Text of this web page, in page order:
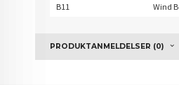
B11
Wind
PRODUKTANMELDELSER (0)